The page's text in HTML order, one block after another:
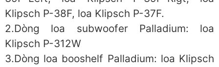
Klipsch P-38F, loa Klipsch P-37F.
2.Dòng loa subwoofer Palladium: loa
Klipsch P-312W
3.Dòng loa booshelf Palladium: loa Klipsch